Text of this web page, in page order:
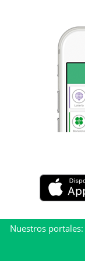
Nuestros portales: